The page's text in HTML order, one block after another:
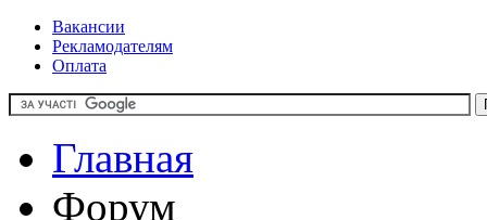
Вакансии
Рекламодателям
Оплата
Главная
Форум